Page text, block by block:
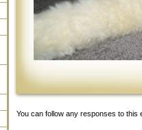
You can follow any responses to this